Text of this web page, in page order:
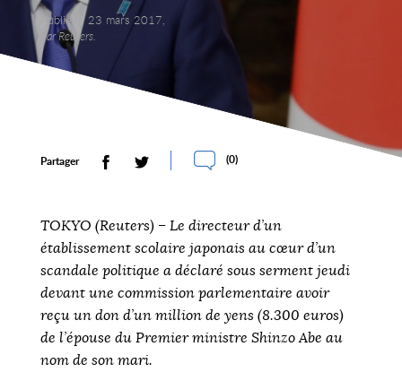
Publié le 23 mars 2017,
par Reuters.
Partager (0)
TOKYO (Reuters) – Le directeur d’un
établissement scolaire japonais au cœur d’un
scandale politique a déclaré sous serment jeudi
devant une commission parlementaire avoir
reçu un don d’un million de yens (8.300 euros)
de l’épouse du Premier ministre Shinzo Abe au
nom de son mari.